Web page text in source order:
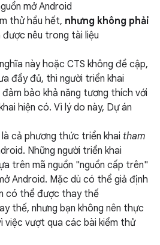
mở Android
thử hầu hết, nhưng không phải
nêu trong tài liệu
này hoặc CTS không đề cập,
đầy đủ, thì người triển khai
bảo khả năng tương thích với
hiện có. Vì lý do này, Dự án
cả phương thức triển khai tham
Những người triển khai
trên mã nguồn "nguồn cấp trên"
Android. Mặc dù có thể giả định
có thể được thay thế
thế, nhưng bạn không nên thực
việc vượt qua các bài kiểm thử